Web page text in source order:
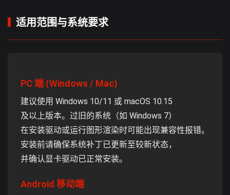
适用范围与系统要求
PC 端 (Windows / Mac)
建议使用 Windows 10/11 或 macOS 10.15
及以上版本。过旧的系统（如 Windows 7）
在安装驱动或运行图形渲染时可能出现兼容性报错。
安装前请确保系统补丁已更新至较新状态，
并确认显卡驱动已正常安装。
Android 移动端